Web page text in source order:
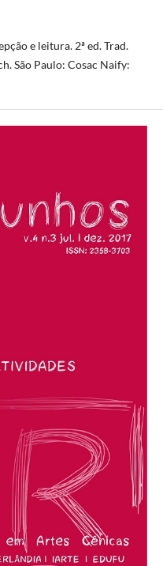
e leitura. 2ª ed. Trad.
São Paulo: Cosac Naify: